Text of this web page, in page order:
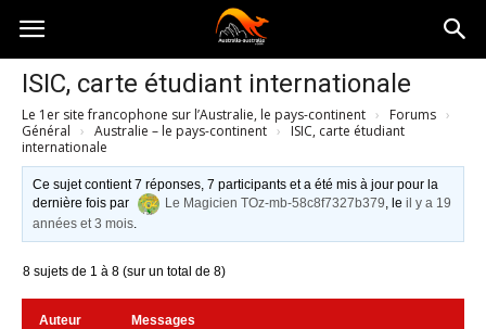
Australia-
australie.com
ISIC, carte étudiant internationale
Le 1er site francophone sur l’Australie, le pays-continent › Forums ›
Général › Australie – le pays-continent ›
ISIC, carte étudiant
internationale
Ce sujet contient 7 réponses, 7 participants et a été mis à jour pour la
dernière fois par
Le Magicien TOz-mb-58c8f7327b379, leil y a 19
années et 3 mois.
8 sujets de 1 à 8 (sur un total de 8)
Auteur Messages